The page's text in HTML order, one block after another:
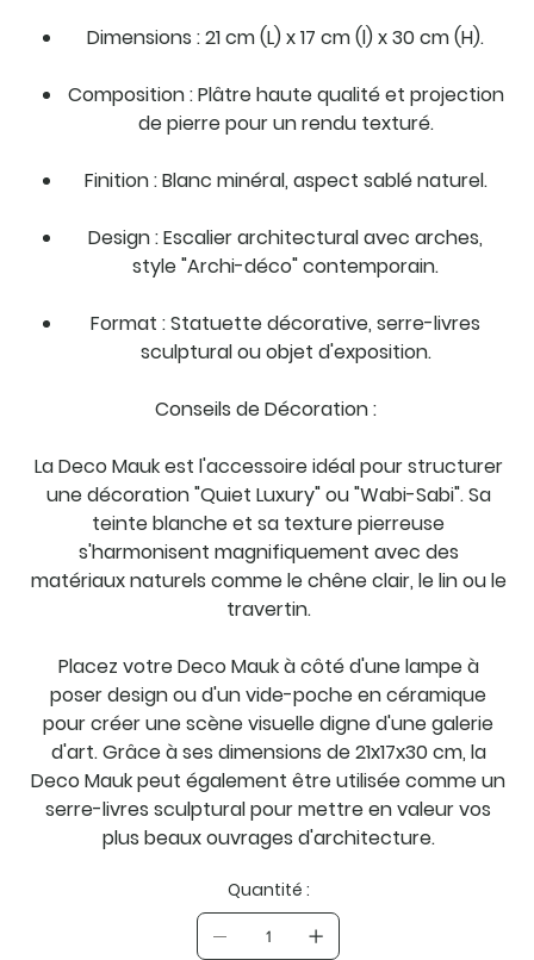
Dimensions : 21 cm (L) x 17 cm (l) x 30 cm (H).
Composition : Plâtre haute qualité et projection
de pierre pour un rendu texturé.
Finition : Blanc minéral, aspect sablé naturel.
Design : Escalier architectural avec arches,
style "Archi-déco" contemporain.
Format : Statuette décorative, serre-livres
sculptural ou objet d'exposition.
Conseils de Décoration :
La Deco Mauk est l'accessoire idéal pour structurer
une décoration "Quiet Luxury" ou "Wabi-Sabi". Sa
teinte blanche et sa texture pierreuse
s'harmonisent magnifiquement avec des
matériaux naturels comme le chêne clair, le lin ou le
travertin.
Placez votre Deco Mauk à côté d'une lampe à
poser design ou d'un vide-poche en céramique
pour créer une scène visuelle digne d'une galerie
d'art. Grâce à ses dimensions de 21x17x30 cm, la
Deco Mauk peut également être utilisée comme un
serre-livres sculptural pour mettre en valeur vos
plus beaux ouvrages d'architecture.
Quantité :